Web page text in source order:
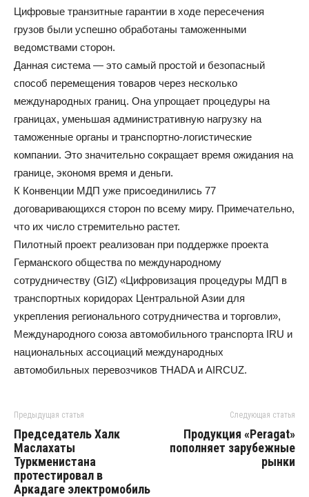
Цифровые транзитные гарантии в ходе пересечения
грузов были успешно обработаны таможенными
ведомствами сторон.
Данная система — это самый простой и безопасный
способ перемещения товаров через несколько
международных границ. Она упрощает процедуры на
границах, уменьшая административную нагрузку на
таможенные органы и транспортно-логистические
компании. Это значительно сокращает время ожидания на
границе, экономя время и деньги.
К Конвенции МДП уже присоединились 77
договаривающихся сторон по всему миру. Примечательно,
что их число стремительно растет.
Пилотный проект реализован при поддержке проекта
Германского общества по международному
сотрудничеству (GIZ) «Цифровизация процедуры МДП в
транспортных коридорах Центральной Азии для
укрепления регионального сотрудничества и торговли»,
Международного союза автомобильного транспорта IRU и
национальных ассоциаций международных
автомобильных перевозчиков THADA и AIRCUZ.
Предыдущая статья
Председатель Халк
Маслахаты
Туркменистана
протестировал в
Аркадаге электромобиль
Следующая статья
Продукция «Peragat»
пополняет зарубежные
рынки